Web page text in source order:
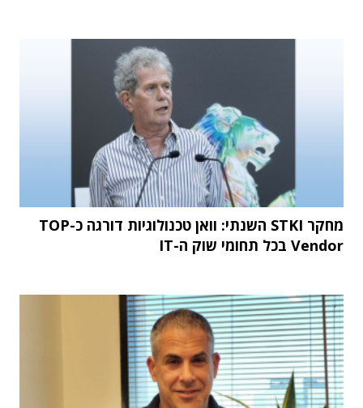
מחקר STKI השנתי: וואן טכנולוגיות דורגה כ-TOP
Vendor בכל תחומי שוק ה-IT